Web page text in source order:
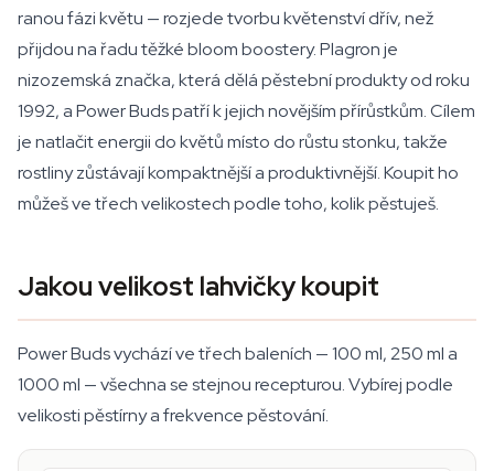
ranou fázi květu — rozjede tvorbu květenství dřív, než
přijdou na řadu těžké bloom boostery. Plagron je
nizozemská značka, která dělá pěstební produkty od roku
1992, a Power Buds patří k jejich novějším přírůstkům. Cílem
je natlačit energii do květů místo do růstu stonku, takže
rostliny zůstávají kompaktnější a produktivnější. Koupit ho
můžeš ve třech velikostech podle toho, kolik pěstuješ.
Jakou velikost lahvičky koupit
Power Buds vychází ve třech baleních — 100 ml, 250 ml a
1000 ml — všechna se stejnou recepturou. Vybírej podle
velikosti pěstírny a frekvence pěstování.